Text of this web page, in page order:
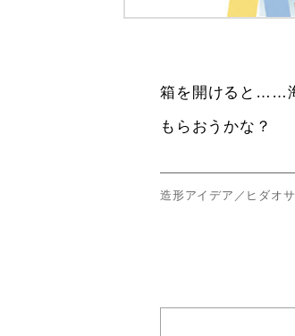
箱を開けると……
もらおうかな？
造形アイデア／ヒダオ